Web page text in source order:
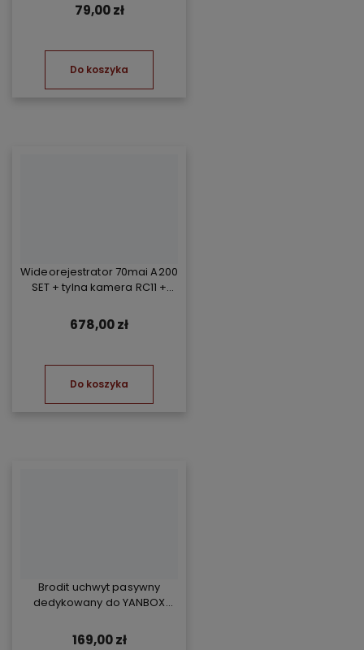
79,00 zł
Do koszyka
Wideorejestrator 70mai A200
SET + tylna kamera RC11 +
678,00 zł
Do koszyka
Brodit uchwyt pasywny
dedykowany do YANBOX
169,00 zł